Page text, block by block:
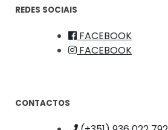
REDES SOCIAIS
FACEBOOK
FACEBOOK
CONTACTOS